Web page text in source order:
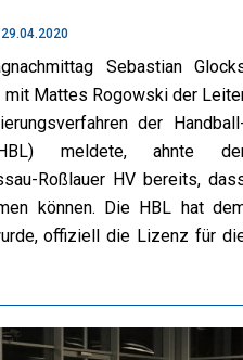
29.04.2020
Sebastian
Mattes Rogowski der
der
meldete, ahnte
Roßlauer HV bereits,
können. Die HBL hat
offiziell die Lizenz für